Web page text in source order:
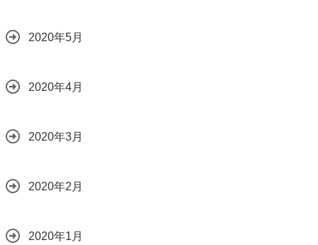
2020年5月
2020年4月
2020年3月
2020年2月
2020年1月